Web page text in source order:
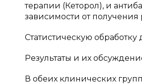
терапии (Кеторол), и
зависимости от получения
Статистическую
Результаты и их
В обеих клинических